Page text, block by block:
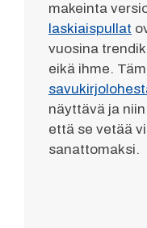
makeinta
laskiaispullat
vuosina
eikä ihme.
näyttävä ja
että se vetää
sanattomaksi.